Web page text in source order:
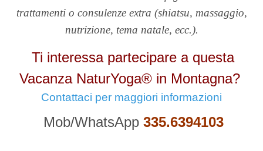
trattamenti o consulenze extra (shiatsu, massaggio,
nutrizione, tema natale, ecc.).
Ti interessa partecipare a questa
Vacanza NaturYoga® in Montagna?
Contattaci per maggiori informazioni
Mob/WhatsApp 335.6394103